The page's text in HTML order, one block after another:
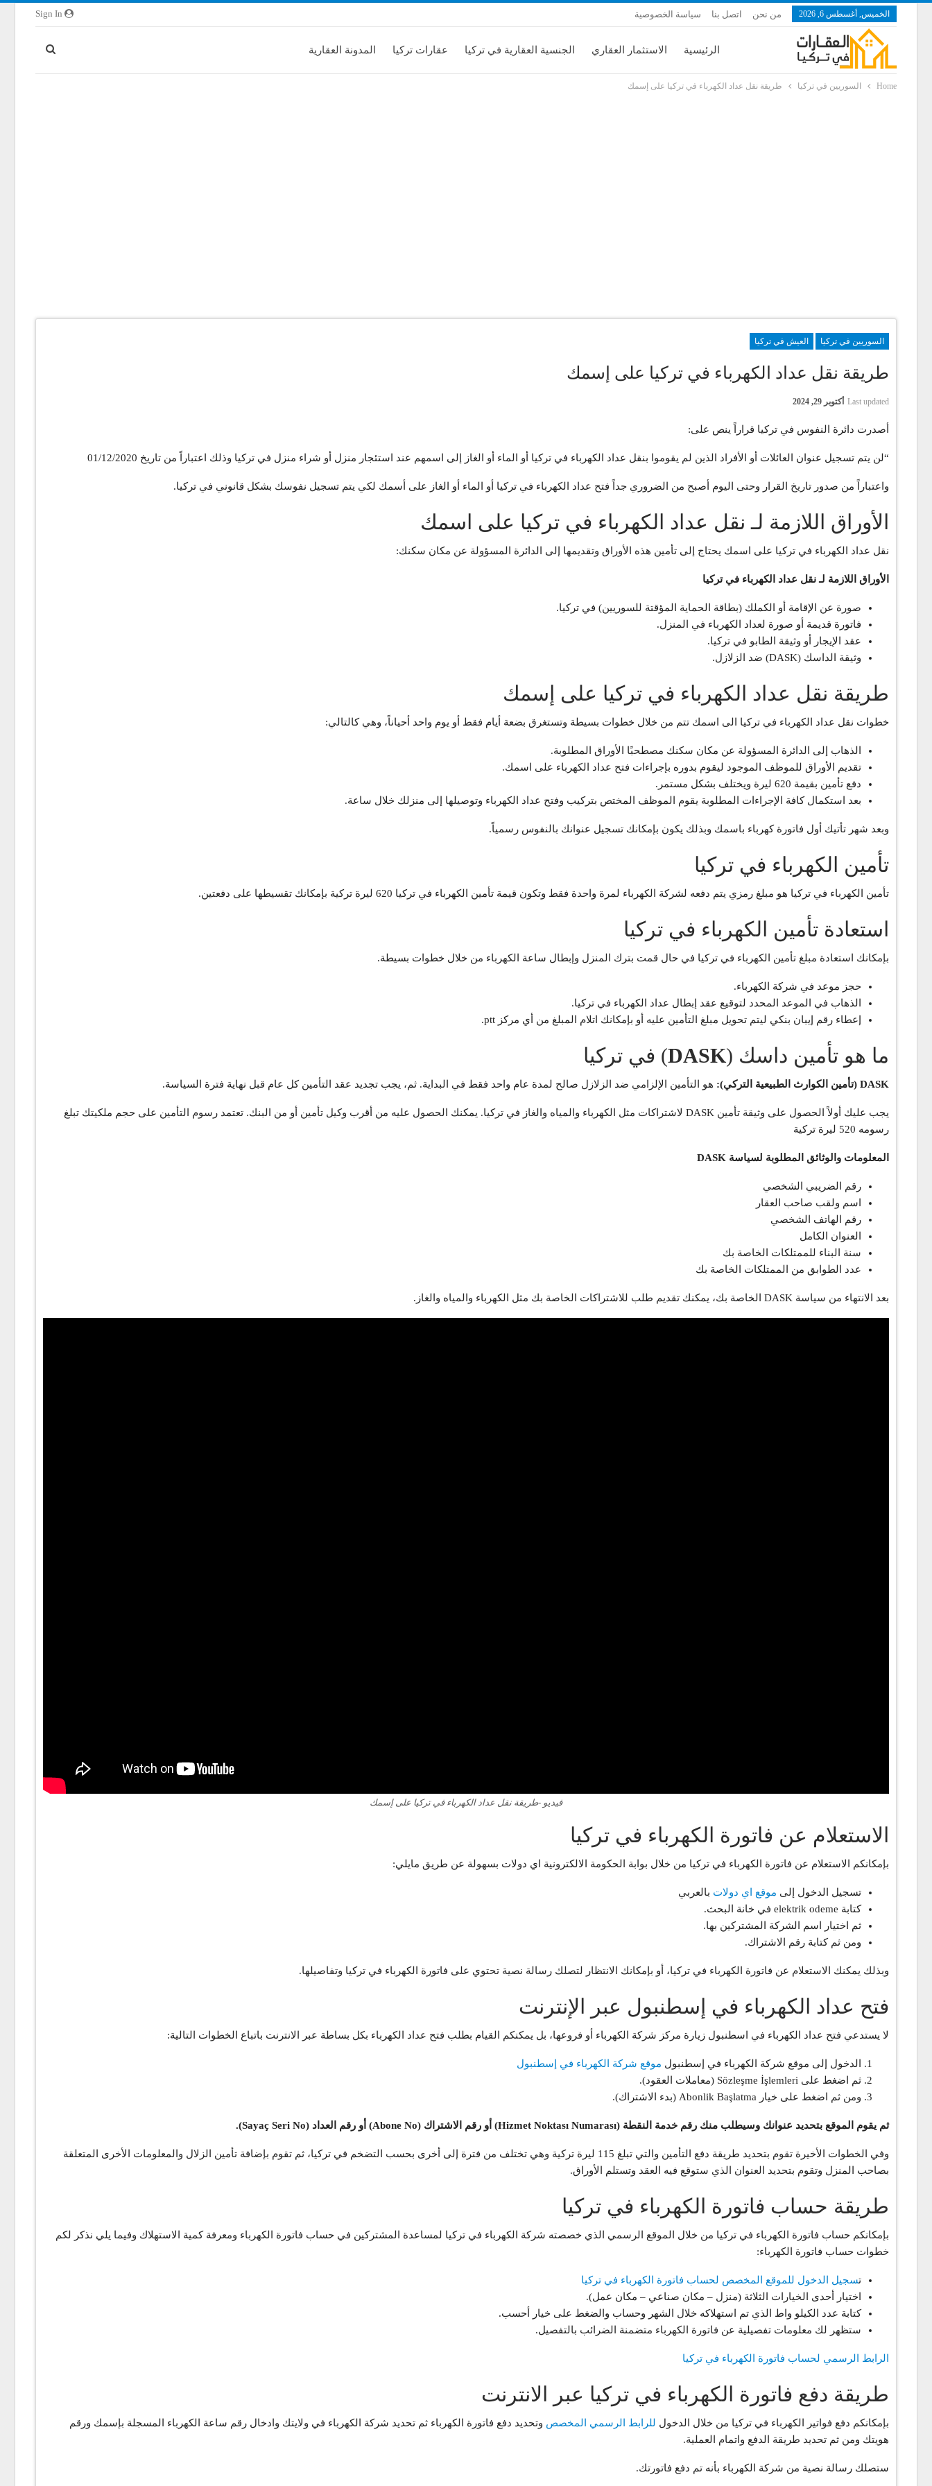
الخميس, أغسطس 6, 2026 من نحن اتصل بنا سياسة الخصوصية
الرئيسية الاستثمار العقاري الجنسية العقارية في تركيا عقارات تركيا المدونة العقارية
Home السوريين في تركيا طريقة نقل عداد الكهرباء في تركيا على إسمك
السوريين في تركيا العيش في تركيا
طريقة نقل عداد الكهرباء في تركيا على إسمك
Last updated أكتوبر 29, 2024
أصدرت دائرة النفوس في تركيا قراراً ينص على:
“لن يتم تسجيل عنوان العائلات أو الأفراد الذين لم يقوموا بنقل عداد الكهرباء في تركيا أو الماء أو الغاز إلى اسمهم عند استئجار منزل أو شراء منزل في تركيا وذلك اعتباراً من تاريخ 01/12/2020
واعتباراً من صدور تاريخ القرار وحتى اليوم أصبح من الضروري جداً فتح عداد الكهرباء في تركيا أو الماء أو الغاز على أسمك لكي يتم تسجيل نفوسك بشكل قانوني في تركيا.
الأوراق اللازمة لـ نقل عداد الكهرباء في تركيا على اسمك
نقل عداد الكهرباء في تركيا على اسمك يحتاج إلى تأمين هذه الأوراق وتقديمها إلى الدائرة المسؤولة عن مكان سكنك:
الأوراق اللازمة لـ نقل عداد الكهرباء في تركيا
صورة عن الإقامة أو الكملك (بطاقة الحماية المؤقتة للسوريين) في تركيا.
فاتورة قديمة أو صورة لعداد الكهرباء في المنزل.
عقد الإيجار أو وثيقة الطابو في تركيا.
وثيقة الداسك (DASK) ضد الزلازل.
طريقة نقل عداد الكهرباء في تركيا على إسمك
خطوات نقل عداد الكهرباء في تركيا الى اسمك تتم من خلال خطوات بسيطة وتستغرق بضعة أيام فقط أو يوم واحد أحياناً، وهي كالتالي:
الذهاب إلى الدائرة المسؤولة عن مكان سكنك مصطحبًا الأوراق المطلوبة.
تقديم الأوراق للموظف الموجود ليقوم بدوره بإجراءات فتح عداد الكهرباء على اسمك.
دفع تأمين بقيمة 620 ليرة ويختلف بشكل مستمر.
بعد استكمال كافة الإجراءات المطلوبة يقوم الموظف المختص بتركيب وفتح عداد الكهرباء وتوصيلها إلى منزلك خلال ساعة.
وبعد شهر تأتيك أول فاتورة كهرباء باسمك وبذلك يكون بإمكانك تسجيل عنوانك بالنفوس رسمياً.
تأمين الكهرباء في تركيا
تأمين الكهرباء في تركيا هو مبلغ رمزي يتم دفعه لشركة الكهرباء لمرة واحدة فقط وتكون قيمة تأمين الكهرباء في تركيا 620 ليرة تركية بإمكانك تقسيطها على دفعتين.
استعادة تأمين الكهرباء في تركيا
بإمكانك استعادة مبلغ تأمين الكهرباء في تركيا في حال قمت بترك المنزل وإبطال ساعة الكهرباء من خلال خطوات بسيطة.
حجز موعد في شركة الكهرباء.
الذهاب في الموعد المحدد لتوقيع عقد إبطال عداد الكهرباء في تركيا.
إعطاء رقم إيبان بنكي ليتم تحويل مبلغ التأمين عليه أو بإمكانك اتلام المبلغ من أي مركز ptt.
ما هو تأمين داسك (DASK) في تركيا
DASK (تأمين الكوارث الطبيعية التركي): هو التأمين الإلزامي ضد الزلازل صالح لمدة عام واحد فقط في البداية. ثم، يجب تجديد عقد التأمين كل عام قبل نهاية فترة السياسة.
يجب عليك أولاً الحصول على وثيقة تأمين DASK لاشتراكات مثل الكهرباء والمياه والغاز في تركيا. يمكنك الحصول عليه من أقرب وكيل تأمين أو من البنك. تعتمد رسوم التأمين على حجم ملكيتك تبلغ ​​
رسومه 520 ليرة تركية
المعلومات والوثائق المطلوبة لسياسة DASK
رقم الضريبي الشخصي
اسم ولقب صاحب العقار
رقم الهاتف الشخصي
العنوان الكامل
سنة البناء للممتلكات الخاصة بك
عدد الطوابق من الممتلكات الخاصة بك
بعد الانتهاء من سياسة DASK الخاصة بك، يمكنك تقديم طلب للاشتراكات الخاصة بك مثل الكهرباء والمياه والغاز.
فيديو -طريقة نقل عداد الكهرباء في تركيا على إسمك
الاستعلام عن فاتورة الكهرباء في تركيا
بإمكانكم الاستعلام عن فاتورة الكهرباء في تركيا من خلال بوابة الحكومة الالكترونية اي دولات بسهولة عن طريق مايلي:
تسجيل الدخول إلى موقع اي دولات بالعربي
كتابة elektrik odeme في خانة البحث.
ثم اختيار اسم الشركة المشتركين بها.
ومن ثم كتابة رقم الاشتراك.
وبذلك يمكنك الاستعلام عن فاتورة الكهرباء في تركيا، أو بإمكانك الانتظار لتصلك رسالة نصية تحتوي على فاتورة الكهرباء في تركيا وتفاصيلها.
فتح عداد الكهرباء في إسطنبول عبر الإنترنت
لا يستدعي فتح عداد الكهرباء في اسطنبول زيارة مركز شركة الكهرباء أو فروعها، بل يمكنكم القيام بطلب فتح عداد الكهرباء بكل بساطة عبر الانترنت باتباع الخطوات التالية:
الدخول إلى موقع شركة الكهرباء في إسطنبول موقع شركة الكهرباء في إسطنبول
ثم اضغط على Sözleşme İşlemleri (معاملات العقود).
ومن ثم اضغط على خيار Abonlik Başlatma (بدء الاشتراك).
ثم يقوم الموقع بتحديد عنوانك وسيطلب منك رقم خدمة النقطة (Hizmet Noktası Numarası) أو رقم الاشتراك (Abone No) أو رقم العداد (Sayaç Seri No).
وفي الخطوات الأخيرة تقوم بتحديد طريقة دفع التأمين والتي تبلغ 115 ليرة تركية وهي تختلف من فترة إلى أخرى بحسب التضخم في تركيا، ثم تقوم بإضافة تأمين الزلال والمعلومات الأخرى المتعلقة
بصاحب المنزل وتقوم بتحديد العنوان الذي ستوقع فيه العقد وتستلم الأوراق.
طريقة حساب فاتورة الكهرباء في تركيا
بإمكانكم حساب فاتورة الكهرباء في تركيا من خلال الموقع الرسمي الذي خصصته شركة الكهرباء في تركيا لمساعدة المشتركين في حساب فاتورة الكهرباء ومعرفة كمية الاستهلاك وفيما يلي نذكر لكم
خطوات حساب فاتورة الكهرباء:
تسجيل الدخول للموقع المخصص لحساب فاتورة الكهرباء في تركيا
اختيار أحدى الخيارات الثلاثة (منزل – مكان صناعي – مكان عمل).
كتابة عدد الكيلو واط الذي تم استهلاكه خلال الشهر وحساب والضغط على خيار أحسب.
ستظهر لك معلومات تفصيلية عن فاتورة الكهرباء متضمنة الضرائب بالتفصيل.
الرابط الرسمي لحساب فاتورة الكهرباء في تركيا
طريقة دفع فاتورة الكهرباء في تركيا عبر الانترنت
بإمكانكم دفع فواتير الكهرباء في تركيا من خلال الدخول للرابط الرسمي المخصص وتحديد دفع فاتورة الكهرباء ثم تحديد شركة الكهرباء في ولايتك وادخال رقم ساعة الكهرباء المسجلة بإسمك ورقم
هويتك ومن ثم تحديد طريقة الدفع واتمام العملية.
ستصلك رسالة نصية من شركة الكهرباء بأنه تم دفع فاتورتك.